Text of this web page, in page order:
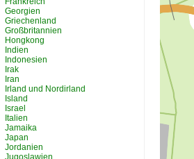
Georgien
Griechenland
Großbritannien
Hongkong
Indien
Indonesien
Irak
Iran
Irland und Nordirland
Island
Israel
Italien
Jamaika
Japan
Jordanien
Jugoslawien